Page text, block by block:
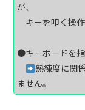
が、
キーを叩く操
●キーボードを指
熟練度に関
ません。